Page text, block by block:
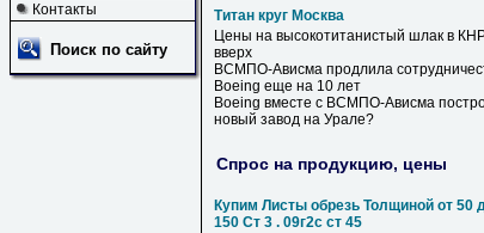
Контакты
Поиск по сайту
Титан круг Москва
Цены на высокотитанистый шлак в
вверх
ВСМПО-Ависма продлила
Boeing еще на 10 лет
Boeing вместе с ВСМПО-Ависма
новый завод на Урале?
Спрос на продукцию, цены
Купим Листы обрезь Толщиной от 50
150 Ст 3 . 09г2с ст 45